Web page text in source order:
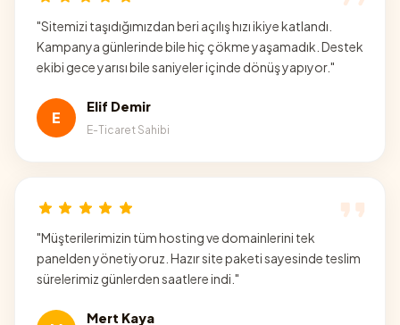
"Sitemizi taşıdığımızdan beri açılış hızı ikiye katlandı.
Kampanya günlerinde bile hiç çökme yaşamadık. Destek
ekibi gece yarısı bile saniyeler içinde dönüş yapıyor."
E
Elif Demir
E-Ticaret Sahibi
"Müşterilerimizin tüm hosting ve domainlerini tek
panelden yönetiyoruz. Hazır site paketi sayesinde teslim
sürelerimiz günlerden saatlere indi. "
Mert Kaya